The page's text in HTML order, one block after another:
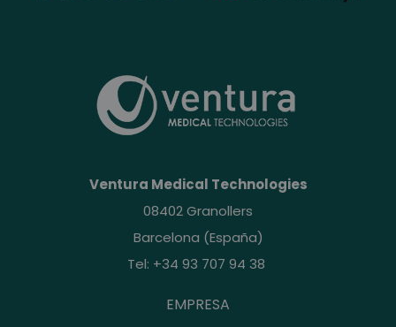
Ventura Medical Technologies
08402 Granollers
Barcelona (España)
Tel: +34 93 707 94 38
EMPRESA